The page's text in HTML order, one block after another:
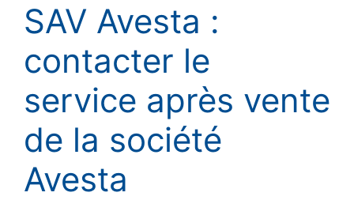
SAV Avesta :
contacter le
service après vente
de la société
Avesta